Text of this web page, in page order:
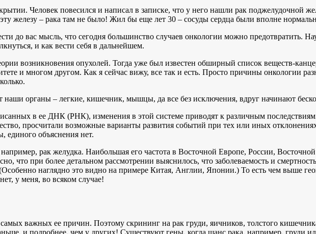
Человек повесился и написал в записке, что у него нашли рак поджелудочной
железу – рака там не было! Жил бы еще лет 30 – сосуды сердца были вполне
до вас мысль, что сегодня большинство случаев онкологии можно предотвратить.
и как вести себя в дальнейшем.
возникновения опухолей. Тогда уже был известен обширный список веществ-
и многом другом. Как я сейчас вижу, все так и есть. Просто причины онкологии
наши органы – легкие, кишечник, мышцы, да все без исключения, вдруг начинают
в ее ДНК (РНК), изменения в этой системе приводят к различным
просчитали возможные варианты развития событий при тех или иных
единого объяснения нет.
например, рак желудка. Наибольшая его частота в Восточной Европе, России,
что при более детальном рассмотрении выяснилось, что заболеваемость и
наглядно это видно на примере Китая, Англии, Японии.) То есть чем выше
у меня, во всяком случае!
важных ее причин. Поэтому скрининг на рак груди, яичников, толстого
и подробнее, чем у других! Существуют гены, когда шанс рака, например, груди